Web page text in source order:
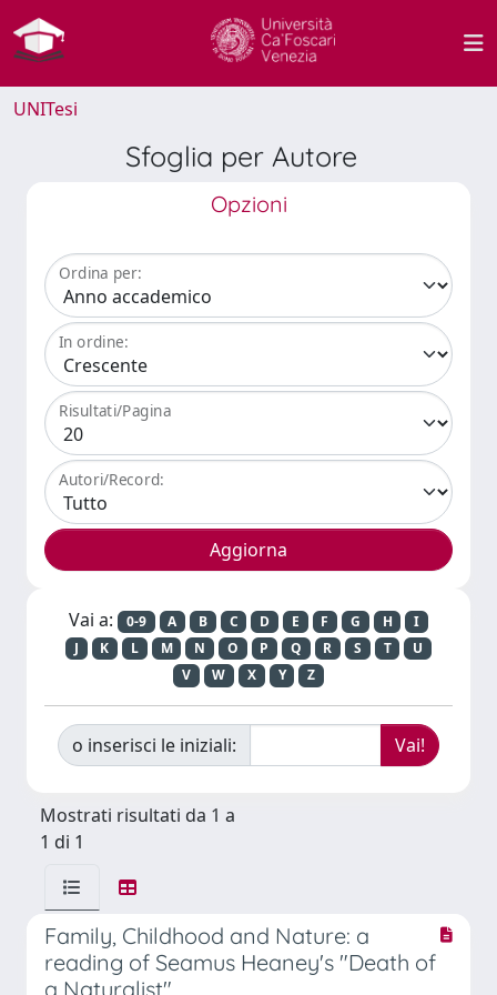
UNITesi
Sfoglia per Autore
Opzioni
Ordina per:
In ordine:
Risultati/Pagina
Autori/Record:
Vai a: 0-9 A B C D E F G H
I
J
K L M N O P Q R S T
U
V
W X Y Z
o inserisci le iniziali:
Mostrati risultati da 1 a
1 di 1
Family, Childhood and Nature: a
reading of Seamus Heaney's "Death of
a Naturalist"